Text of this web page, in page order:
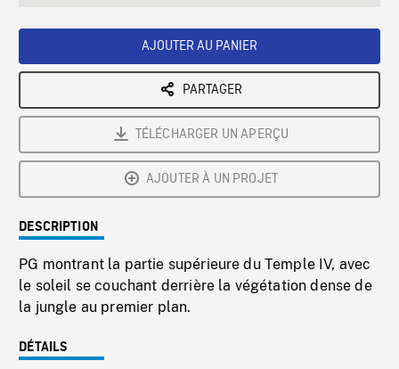
AJOUTER AU PANIER
PARTAGER
TÉLÉCHARGER UN APERÇU
AJOUTER À UN PROJET
DESCRIPTION
PG montrant la partie supérieure du Temple IV, avec
le soleil se couchant derrière la végétation dense de
la jungle au premier plan.
DÉTAILS